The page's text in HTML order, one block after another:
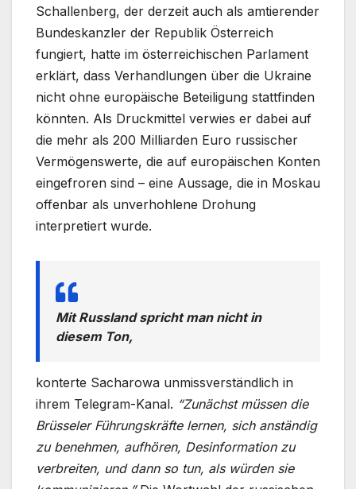
Schallenberg, der derzeit auch als amtierender
Bundeskanzler der Republik Österreich
fungiert, hatte im österreichischen Parlament
erklärt, dass Verhandlungen über die Ukraine
nicht ohne europäische Beteiligung stattfinden
könnten. Als Druckmittel verwies er dabei auf
die mehr als 200 Milliarden Euro russischer
Vermögenswerte, die auf europäischen Konten
eingefroren sind – eine Aussage, die in Moskau
offenbar als unverhohlene Drohung
interpretiert wurde.
Mit Russland spricht man nicht in
diesem Ton,
konterte Sacharowa unmissverständlich in
ihrem Telegram-Kanal. “Zunächst müssen die
Brüsseler Führungskräfte lernen, sich anständig
zu benehmen, aufhören, Desinformation zu
verbreiten, und dann so tun, als würden sie